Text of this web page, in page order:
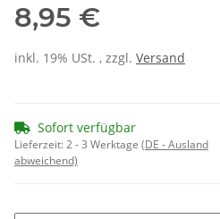
8,95 €
inkl. 19% USt. , zzgl. Versand
Sofort verfügbar
Lieferzeit:2 - 3 Werktage (DE - Ausland
abweichend)